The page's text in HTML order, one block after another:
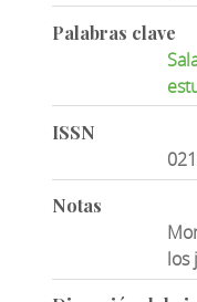
Palabras clave
ISSN
Notas
los